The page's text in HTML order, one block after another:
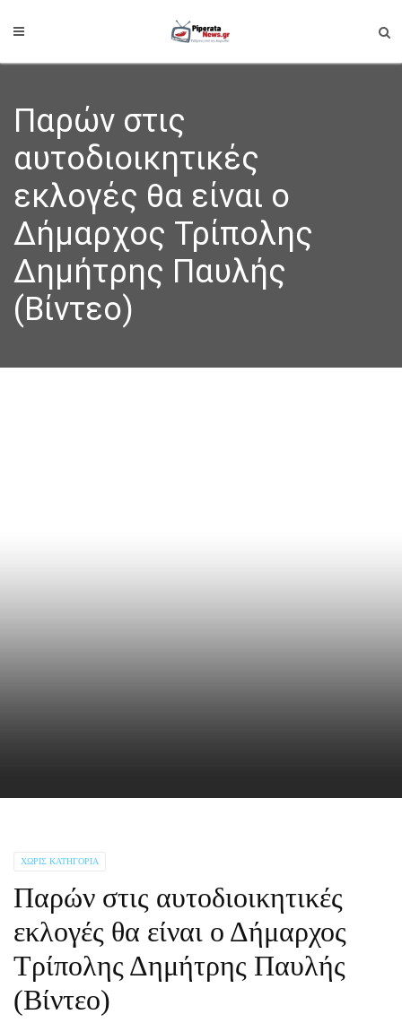
Παρών στις
αυτοδιοικητικές
εκλογές θα είναι ο
Δήμαρχος Τρίπολης
Δημήτρης Παυλής
(Βίντεο)
ΧΩΡΊΣ ΚΑΤΗΓΟΡΊΑ
Παρών στις αυτοδιοικητικές
εκλογές θα είναι ο Δήμαρχος
Τρίπολης Δημήτρης Παυλής
(Βίντεο)